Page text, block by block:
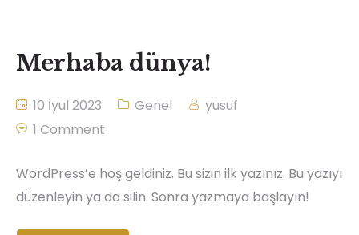
Merhaba dünya!
10 İyul 2023 Genel
yusuf
1 Comment
WordPress’e hoş geldiniz. Bu sizin ilk yazınız. Bu yazıyı
düzenleyin ya da silin. Sonra yazmaya başlayın!